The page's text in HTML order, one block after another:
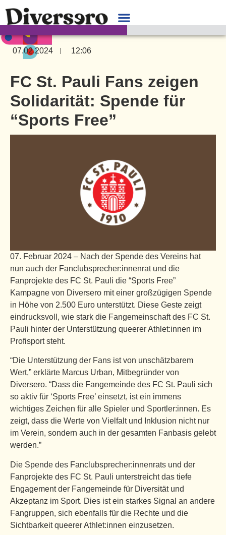
07.02.2024 12:06
FC St. Pauli Fans zeigen
Solidarität: Spende für
“Sports Free”
07. Februar 2024 – Nach der Spende des Vereins hat
nun auch der Fanclubsprecher:innenrat und die
Fanprojekte des FC St. Pauli die “Sports Free”
Kampagne von Diversero mit einer großzügigen Spende
in Höhe von 2.500 Euro unterstützt. Diese Geste zeigt
eindrucksvoll, wie stark die Fangemeinschaft des FC St.
Pauli hinter der Unterstützung queerer Athlet:innen im
Profisport steht.
“Die Unterstützung der Fans ist von unschätzbarem
Wert,” erklärte Marcus Urban, Mitbegründer von
Diversero. “Dass die Fangemeinde des FC St. Pauli sich
so aktiv für ‘Sports Free’ einsetzt, ist ein immens
wichtiges Zeichen für alle Spieler und Sportler:innen. Es
zeigt, dass die Werte von Vielfalt und Inklusion nicht nur
im Verein, sondern auch in der gesamten Fanbasis gelebt
werden.”
Die Spende des Fanclubsprecher:innenrats und der
Fanprojekte des FC St. Pauli unterstreicht das tiefe
Engagement der Fangemeinde für Diversität und
Akzeptanz im Sport. Dies ist ein starkes Signal an andere
Fangruppen, sich ebenfalls für die Rechte und die
Sichtbarkeit queerer Athlet:innen einzusetzen.